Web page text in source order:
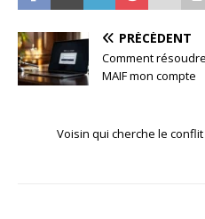
PRÉCÉDENT
Comment
MAIF mon compte
Voisin qui cherche le